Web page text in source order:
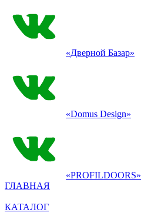
«Дверной Базар»
«Domus Design»
«PROFILDOORS»
ГЛАВНАЯ
КАТАЛОГ